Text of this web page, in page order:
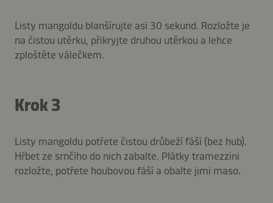
Listy mangoldu blanšírujte asi 30 sekund. Rozložte je
na čistou utěrku, přikryjte druhou utěrkou a lehce
zploštěte válečkem.
Krok 3
Listy mangoldu potřete čistou drůbeží fáší (bez hub).
Hřbet ze srnčího do nich zabalte. Plátky tramezzini
rozložte, potřete houbovou fáší a obalte jimi maso.